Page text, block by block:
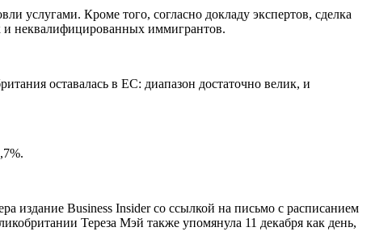
услугами. Кроме того, согласно докладу экспертов, сделка
и неквалифицированных иммигрантов.
оставалась в ЕС: диапазон достаточно велик, и
издание Business Insider со ссылкой на письмо с расписанием
Тереза Мэй также упомянула 11 декабря как день,